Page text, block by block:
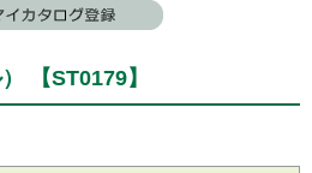
【ST0179】